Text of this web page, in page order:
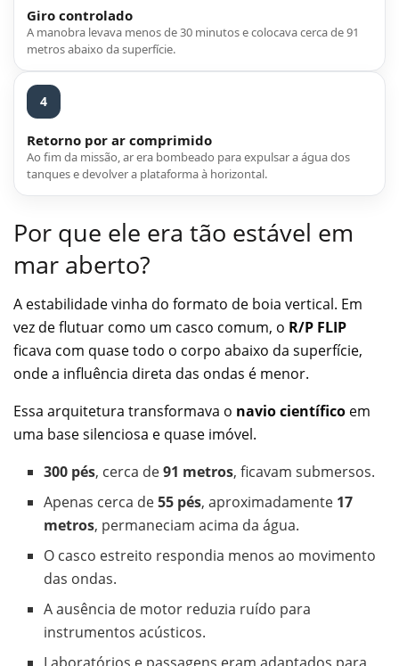
Giro controlado
A manobra levava menos de 30 minutos e colocava cerca de 91
metros abaixo da superfície.
4
Retorno por ar comprimido
Ao fim da missão, ar era bombeado para expulsar a água dos
tanques e devolver a plataforma à horizontal.
Por que ele era tão estável em
mar aberto?
A estabilidade vinha do formato de boia vertical. Em
vez de flutuar como um casco comum, o R/P FLIP
ficava com quase todo o corpo abaixo da superfície,
onde a influência direta das ondas é menor.
Essa arquitetura transformava o navio científico em
uma base silenciosa e quase imóvel.
300 pés, cerca de91 metros, ficavam submersos.
Apenas cerca de55 pés, aproximadamente 17
metros, permaneciam acima da água.
O casco estreito respondia menos ao movimento
das ondas.
A ausência de motor reduzia ruído para
instrumentos acústicos.